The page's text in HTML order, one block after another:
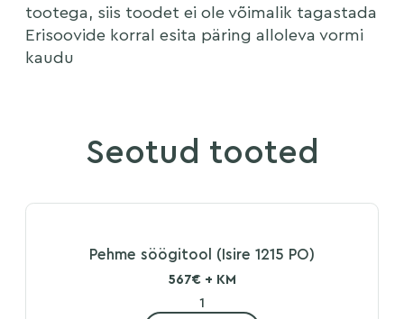
tootega, siis toodet ei ole võimalik tagastada
Erisoovide korral esita päring alloleva vormi
kaudu
Seotud tooted
Pehme söögitool (Isire 1215 PO)
567€ + KM